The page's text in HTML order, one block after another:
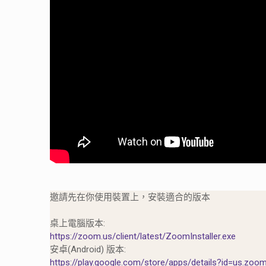
邀請先在你使用裝置上，安裝適合的版本
桌上電腦版本:
https://zoom.us/client/latest/ZoomInstaller.exe
安卓(Android) 版本:
https://play.google.com/store/apps/